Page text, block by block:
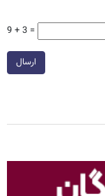
9 + 3 =
ارسال